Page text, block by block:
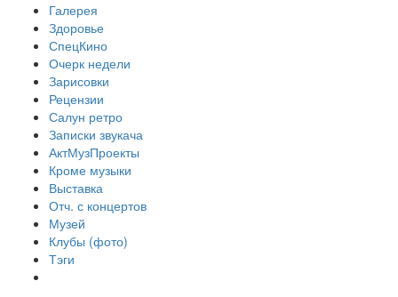
Галерея
Здоровье
СпецКино
Очерк недели
Зарисовки
Рецензии
Салун ретро
Записки звукача
АктМузПроекты
Кроме музыки
Выставка
Отч. с концертов
Музей
Клубы (фото)
Тэги